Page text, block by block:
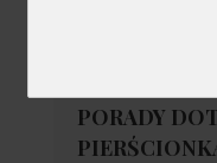
PORADY